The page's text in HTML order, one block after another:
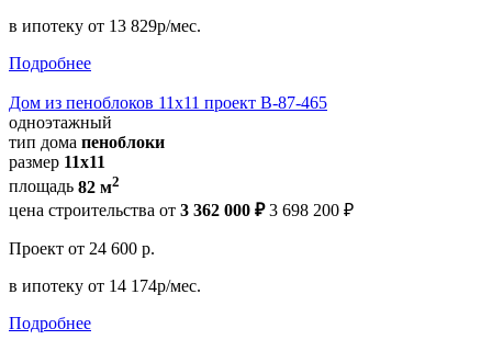
в ипотеку от 13 829р/мес.
Подробнее
Дом из пеноблоков 11х11 проект В-87-465
одноэтажный
тип дома пеноблоки
размер 11х11
площадь 82 м2
цена строительства от 3 362 000 ₽ 3 698 200 ₽
Проект от 24 600 р.
в ипотеку от 14 174р/мес.
Подробнее